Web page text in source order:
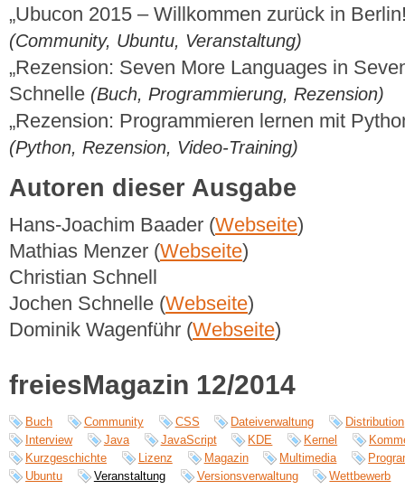
„Ubucon 2015 – Willkommen zurück in
(Community, Ubuntu, Veranstaltung)
„Rezension: Seven More Languages in
Schnelle (Buch, Programmierung, Rezension)
„Rezension: Programmieren lernen mit
(Python, Rezension, Video-Training)
Autoren dieser Ausgabe
Hans-Joachim Baader (Webseite)
Mathias Menzer (Webseite)
Christian Schnell
Jochen Schnelle (Webseite)
Dominik Wagenführ (Webseite)
freiesMagazin 12/2014
Buch Community CSS Dateiverwaltung
Distribution
Interview
Java JavaScript KDE Kernel
Kurzgeschichte
Lizenz Magazin Multimedia
Ubuntu
Veranstaltung Versionsverwaltung Wettbewerb